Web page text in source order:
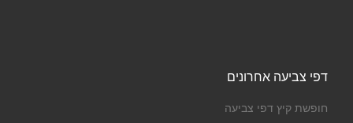
דפי צביעה אחרונים
חופשת קיץ דפי צביעה